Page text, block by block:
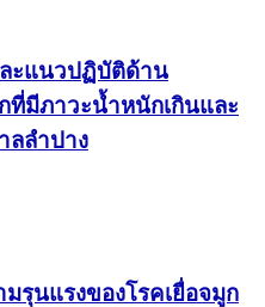
ะแนวปฏิบัติด้าน
ที่มีภาวะน้ำหนักเกินและ
ลลำปาง
รุนแรงของโรคเยื่อจมูก